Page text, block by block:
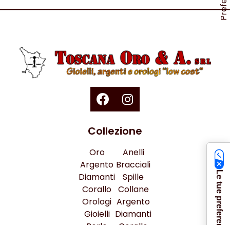
Collezione
Oro
Argento
Diamanti
Corallo
Orologi
Gioielli
Anelli
Bracciali
Spille
Collane
Argento
Diamanti